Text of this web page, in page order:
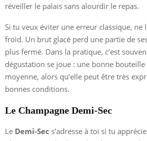
réveiller le palais sans alourdir le repas.
Si tu veux éviter une erreur classique, ne
froid. Un brut glacé perd une partie de
plus fermé. Dans la pratique, c’est
dégustation se joue : une bonne
moyenne, alors qu’elle peut être très
bonnes conditions.
Le Champagne Demi-Sec
Le Demi-Sec s’adresse à toi si tu